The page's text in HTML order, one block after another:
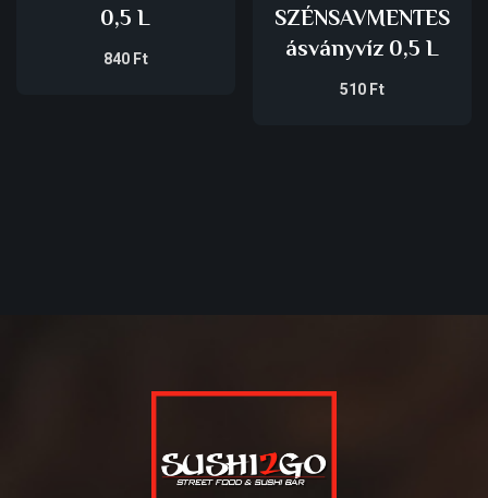
0,5 L
840Ft
SZÉNSAVMENTES
ásványvíz 0,5 L
510Ft